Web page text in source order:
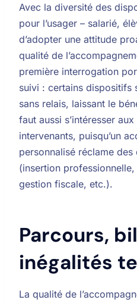
Avec la diversité des
pour l’usager – salarié,
d’adopter une attitude
qualité de
première interrogation
suivi : certains dispositifs
sans relais, laissant le
faut aussi s’intéresser
intervenants, puisqu’un
personnalisé réclame
(insertion
gestion fiscale, etc.).
Parcours,
inégalités
La qualité de